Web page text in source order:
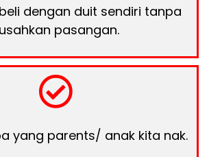
dengan duit sendiri tanpa
pasangan.
yang parents/ anak kita nak.